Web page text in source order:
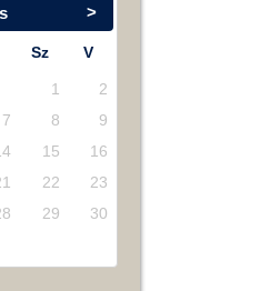
>
Sz V
1
2
7 8
9
15
16
22
23
29
30